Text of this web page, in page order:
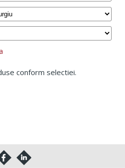
conform selectiei.